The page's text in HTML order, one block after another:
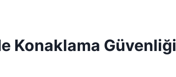
Konaklama Güvenliği